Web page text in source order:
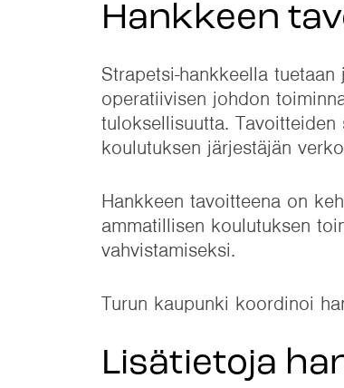
Hankkeen
Strapetsi-hankkeella
operatiivisen johdon
tuloksellisuutta.
koulutuksen järjestäjän
Hankkeen tavoitteena on
ammatillisen koulutuksen
vahvistamiseksi.
Turun kaupunki koordinoi
Lisätietoja